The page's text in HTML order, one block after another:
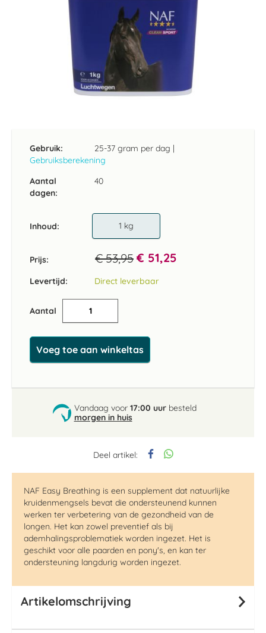
Deel artikel:
Gebruik: 25-37 gram per dag |
Gebruiksberekening
Aantal
dagen:
40
Inhoud 1 kg
Prijs: € 53,95 € 51,25
Levertijd: Direct leverbaar
Aantal
Voeg toe aan winkeltas
Vandaag voor 17:00 uurbesteld
morgen in huis
NAF Easy Breathing is een supplement dat natuurlijke
kruidenmengsels bevat die ondersteunend kunnen
werken ter verbetering van de gezondheid van de
longen. Het kan zowel preventief als bij
ademhalingsproblematiek worden ingezet. Het is
geschikt voor alle paarden en pony's, en kan ter
ondersteuning langdurig worden ingezet.
begin
afbeeldingen-
Artikelomschrijving